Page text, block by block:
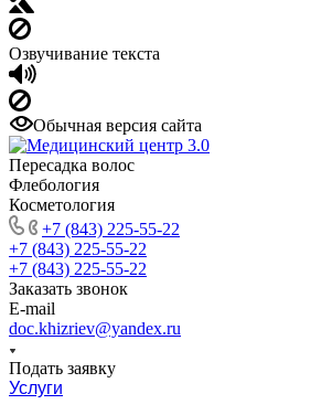
Озвучивание текста
Обычная версия сайта
Пересадка волос
Флебология
Косметология
+7 (843) 225-55-22
+7 (843) 225-55-22
+7 (843) 225-55-22
Заказать звонок
E-mail
doc.khizriev@yandex.ru
Подать заявку
Услуги